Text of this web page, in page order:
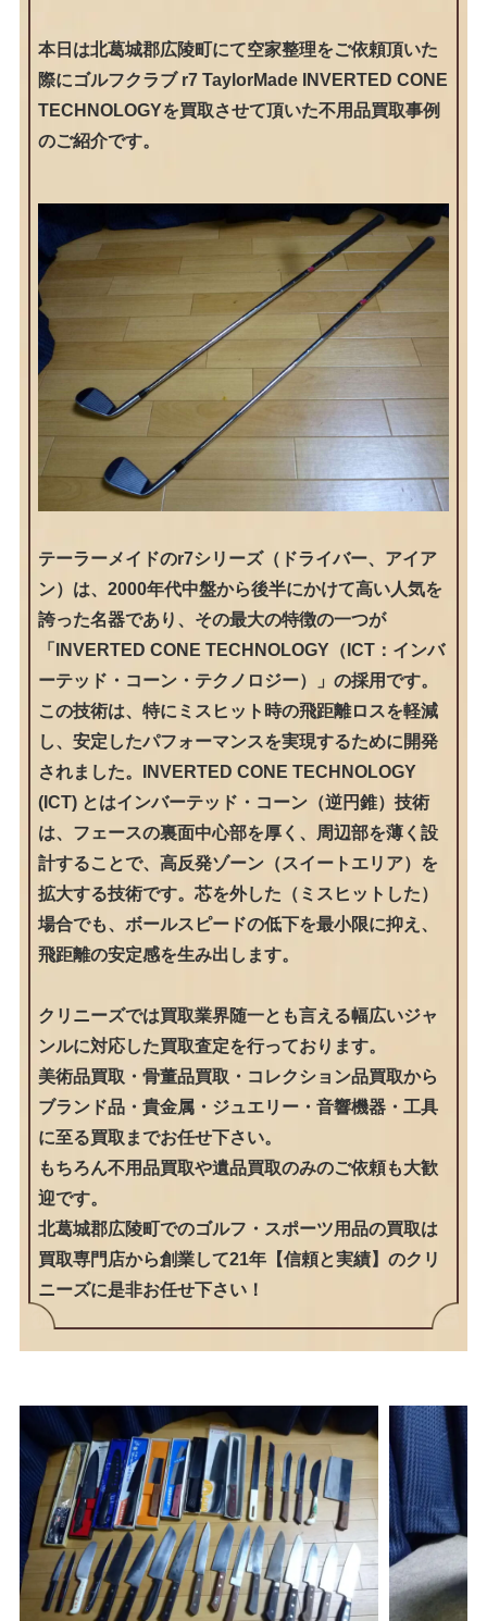
本日は北葛城郡広陵町にて空家整理をご依頼頂いた
際にゴルフクラブ r7 TaylorMade INVERTED CONE
TECHNOLOGYを買取させて頂いた不用品買取事例
のご紹介です。
テーラーメイドのr7シリーズ（ドライバー、アイア
ン）は、2000年代中盤から後半にかけて高い人気を
誇った名器であり、その最大の特徴の一つが
「INVERTED CONE TECHNOLOGY（ICT：インバ
ーテッド・コーン・テクノロジー）」の採用です。
この技術は、特にミスヒット時の飛距離ロスを軽減
し、安定したパフォーマンスを実現するために開発
されました。INVERTED CONE TECHNOLOGY
(ICT) とはインバーテッド・コーン（逆円錐）技術
は、フェースの裏面中心部を厚く、周辺部を薄く設
計することで、高反発ゾーン（スイートエリア）を
拡大する技術です。芯を外した（ミスヒットした）
場合でも、ボールスピードの低下を最小限に抑え、
飛距離の安定感を生み出します。
クリニーズでは買取業界随一とも言える幅広いジャ
ンルに対応した買取査定を行っております。
美術品買取・骨董品買取・コレクション品買取から
ブランド品・貴金属・ジュエリー・音響機器・工具
に至る買取までお任せ下さい。
もちろん不用品買取や遺品買取のみのご依頼も大歓
迎です。
北葛城郡広陵町でのゴルフ・スポーツ用品の買取は
買取専門店から創業して21年【信頼と実績】のクリ
ニーズに是非お任せ下さい！